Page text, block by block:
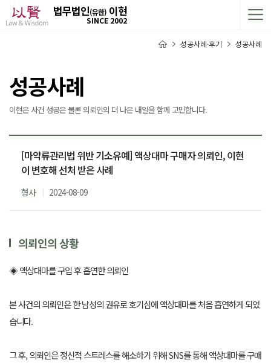
법무법인(유한) 이현
SINCE 2002
성공사례·후기 성공사례
성공사례
이현은 사건 성공은 물론 의뢰인의 더 나은 내일을 함께 고민합니다.
[마약류관리법 위반 기소유예] 액상대마 구매자 의뢰인, 이현
이 변호해 선처 받은 사례
형사 2024-08-09
의뢰인의 상황
◈ 액상대마를 구입 후 흡연한 의뢰인
본 사건의 의뢰인은 한 남성의 권유로 호기심에 액상대마를 처음 흡연하게 되었
습니다.
그 후, 의뢰인은 정신적 스트레스를 해소하기 위해 SNS를 통해 액상대마를 구매